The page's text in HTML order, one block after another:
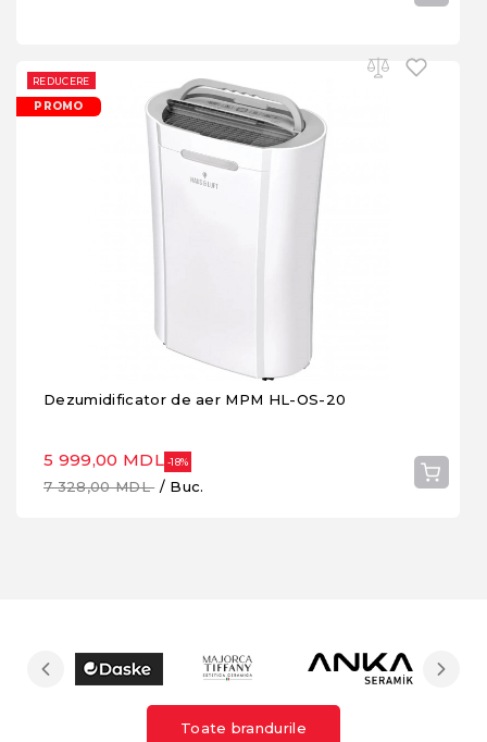
PROMO
REDUCERE
Dezumidificator de aer MPM HL-OS-20
5 999,00 MDL -18%
7 328,00 MDL/ Buc.
Toate brandurile